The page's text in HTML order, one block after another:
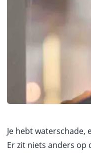
Je hebt
Er zit niets anders op